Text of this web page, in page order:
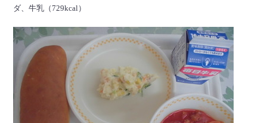
ダ、牛乳（729kcal）